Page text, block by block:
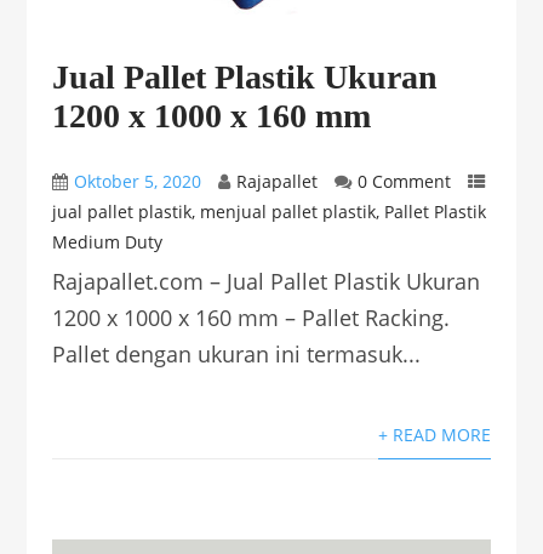
Jual Pallet Plastik Ukuran
1200 x 1000 x 160 mm
Oktober 5, 2020 Rajapallet
0 Comment
jual pallet plastik, menjual pallet plastik, Pallet Plastik
Medium Duty
Rajapallet.com – Jual Pallet Plastik Ukuran
1200 x 1000 x 160 mm – Pallet Racking.
Pallet dengan ukuran ini termasuk...
+ READ MORE